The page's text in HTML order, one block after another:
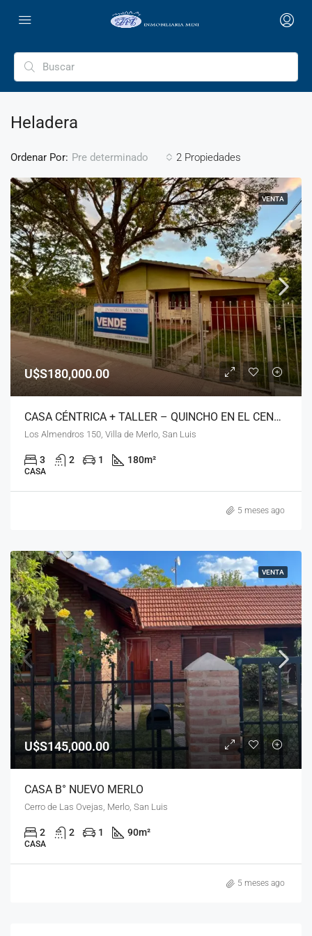
Heladera
2 Propiedades
Ordenar Por: Pre determinado
VENTA
U$S180,000.00
CASA CÉNTRICA + TALLER – QUINCHO EN EL CENTRO DE MERLO
Los Almendros 150, Villa de Merlo, San Luis
3 2 1 180m²
CASA
5 meses ago
VENTA
U$S145,000.00
CASA B° NUEVO MERLO
Cerro de Las Ovejas, Merlo, San Luis
2 2 1 90m²
CASA
5 meses ago